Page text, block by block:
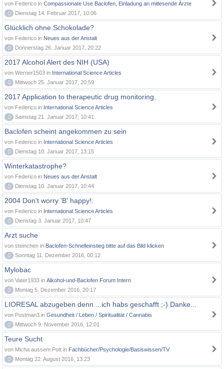
von Federico in Compassionate Use Baclofen, Einladung an mitlesende Ärzte
0
Dienstag 14. Februar 2017, 10:06
Glücklich ohne Schokolade?
von Federico in Neues aus der Anstalt
0
Donnerstag 26. Januar 2017, 20:22
2017 Alcohol Alert des NIH (USA)
von Werner1503 in International Science Articles
0
Mittwoch 25. Januar 2017, 20:59
2017 Application to therapeutic drug monitoring.
von Federico in International Science Articles
0
Samstag 21. Januar 2017, 10:41
Baclofen scheint angekommen zu sein
von Federico in International Science Articles
0
Dienstag 10. Januar 2017, 13:15
Winterkatastrophe?
von Federico in Neues aus der Anstalt
0
Dienstag 10. Januar 2017, 10:44
2004 Don't worry 'B' happy!:
von Federico in International Science Articles
0
Dienstag 3. Januar 2017, 10:47
Arzt suche
von steinchen in Baclofen-Schnelleinstieg bitte auf das Bild klicken
0
Sonntag 11. Dezember 2016, 00:12
Mylobac
von Vater1933 in Alkohol-und-Baclofen Forum Intern
0
Montag 5. Dezember 2016, 20:17
LIORESAL abzugeben denn ...ich habs geschafft ;-) Danke...
von Postman3 in Gesundheit / Leben / Spiritualität / Cannabis
0
Mittwoch 9. November 2016, 12:01
Teure Sucht
von Micha aussem Pott in Fachbücher/Psychologie/Basiswissen/TV
0
Montag 22. August 2016, 13:23